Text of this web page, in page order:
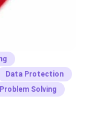
Data Protection
Problem Solving